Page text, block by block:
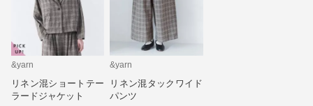
&yarn
リネン混ショートテー
ラードジャケット
&yarn
リネン混タックワイド
パンツ